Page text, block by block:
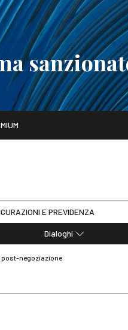
E PREVIDENZA
Dialoghi
post-negoziazione